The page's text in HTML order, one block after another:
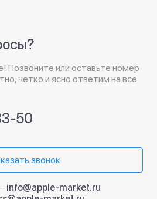
Позвоните или оставьте номер
четко и ясно ответим на все
50
звонок
info@apple-market.ru